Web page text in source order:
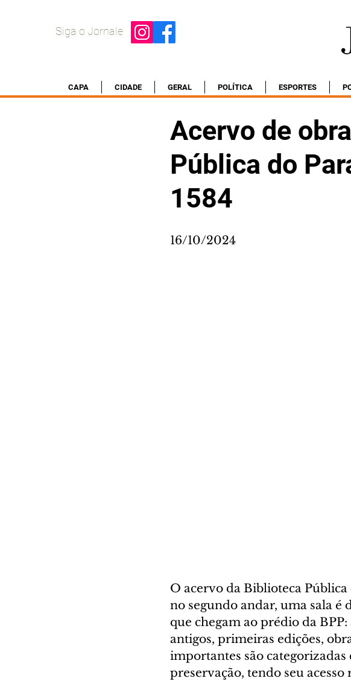
Siga o Jornale
CAPA CIDADE GERAL POLÍTICA ESPORTES
Acervo de
Pública do
1584
16/10/2024
O acervo da Biblioteca Pública
no segundo andar, uma sala é
que chegam ao prédio da BPP:
antigos, primeiras edições,
importantes são categorizadas
preservação, tendo seu acesso